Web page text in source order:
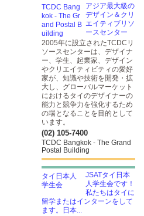
アジア最大級の
デザイン＆クリ
エイティブリソ
ースセンター
2005年に設立されたTCDCリ
ソースセンターは、デザイナ
ー、学生、起業家、デザイン
やクリエイティビティの愛好
家が、知識や技術を開発・拡
大し、グローバルマーケット
におけるタイのデザイナーの
能力と競争力を強化するため
の場となることを目的として
います。
(02) 105-7400
TCDC Bangkok - The Grand
Postal Building
JSATタイ日本
人学生会です！
私たちはタイに
留学またはインターンをして
ます。日本...